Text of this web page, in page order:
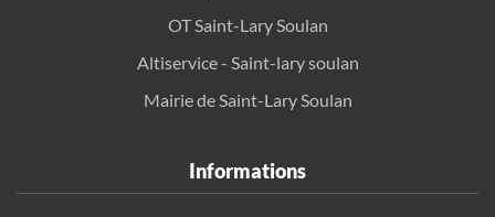
OT Saint-Lary Soulan
Altiservice - Saint-lary soulan
Mairie de Saint-Lary Soulan
Informations